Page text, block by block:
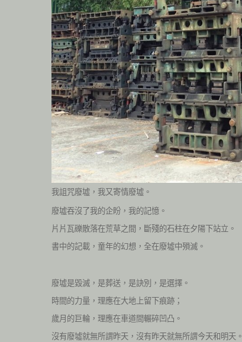
我詛咒廢墟，我又寄情廢墟。
廢墟吞沒了我的企盼，我的記憶。
片片瓦礫散落在荒草之間，斷殘的石柱在夕陽下站立。
書中的記載，童年的幻想，全在廢墟中殞滅。
廢墟是毀滅，是葬送，是訣別，是選擇。
時間的力量，理應在大地上留下痕跡；
歲月的巨輪，理應在車道間輾碎凹凸。
沒有廢墟就無所謂昨天，沒有昨天就無所謂今天和明天。